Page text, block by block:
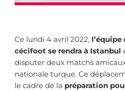
Ce lundi 4 avril 2022, l’équipe
cécifoot se rendra à Istanbul
disputer deux matchs
nationale turque. Ce
le cadre de la préparation